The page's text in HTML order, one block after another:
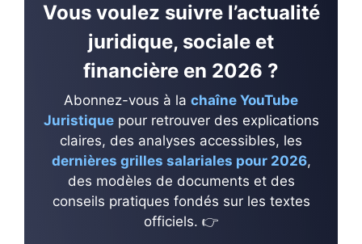
Vous voulez suivre l’actualité
juridique, sociale et
financière en 2026 ?
Abonnez-vous à la chaîne YouTube
Juristiquepour retrouver des explications
claires, des analyses accessibles, les
dernières grilles salariales pour 2026,
des modèles de documents et des
conseils pratiques fondés sur les textes
officiels. 👉